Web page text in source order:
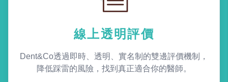
線上透明評價
Dent&Co透過即時、透明、實名制的雙邊評價機制，
降低踩雷的風險，找到真正適合你的醫師。